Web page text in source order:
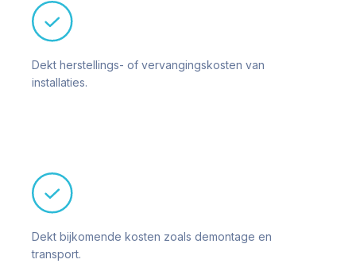
Dekt herstellings- of vervangingskosten van
installaties.
Dekt bijkomende kosten zoals demontage en
transport.